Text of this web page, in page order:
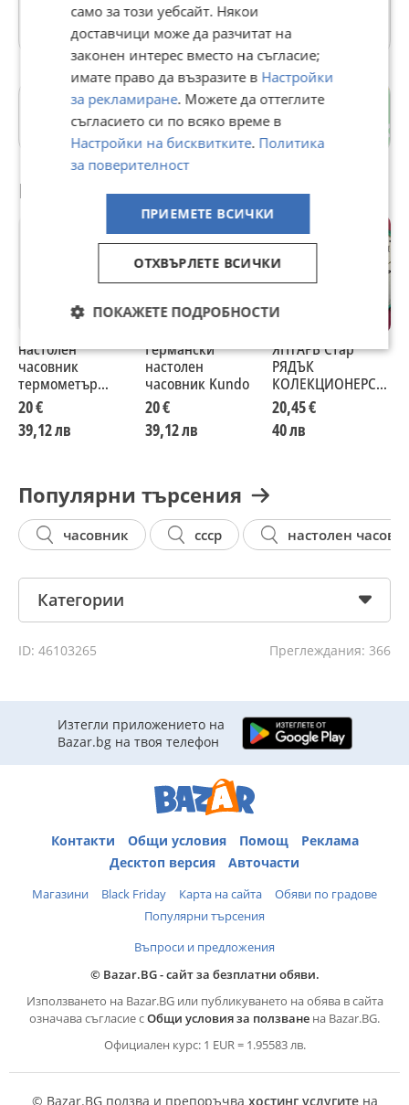
4300 Обяви
гр. Горна Оряховица
Велико Търново
Препоръчани за теб
настолен
часовник
термометър
влагомер
20 €
39,12 лв
Германски
настолен
часовник Kundo
20 €
39,12 лв
ЯНТАРЬ Стар
РЯДЪК
КОЛЕКЦИОНЕРСКИ
РУСКИ БУДИЛНИК
МЕХАНИЧЕН
НАСТОЛЕН
20,45 €
40 лв
Популярни търсения
часовник ссср настолен
Категории
ID: 46103265 Преглеждания: 366
Изтегли приложението на
Bazar.bg на твоя телефон
Контакти Общи условия Помощ
Реклама
Десктоп версия
Авточасти
Магазини Black Friday Карта на сайта
Обяви по градове
Популярни търсения
Въпроси и предложения
© Bazar.BG - сайт за безплатни обяви.
Използването на Bazar.BG или публикуването на обява в сайта
означава съгласие сОбщи условия за ползване на Bazar.BG.
Официален курс: 1 EUR = 1.95583 лв.
© Bazar.BG ползва и препоръчва хостинг услугитена
само за този уебсайт. Някои
доставчици може да разчитат на
законен интерес вместо на съгласие;
имате право да възразите в Настройки
за рекламиране. Можете да оттеглите
съгласието си по всяко време в
Настройки на бисквитките. Политика
за поверителност
ПРИЕМЕТЕ ВСИЧКИ
ОТХВЪРЛЕТЕ ВСИЧКИ
ПОКАЖЕТЕ ПОДРОБНОСТИ